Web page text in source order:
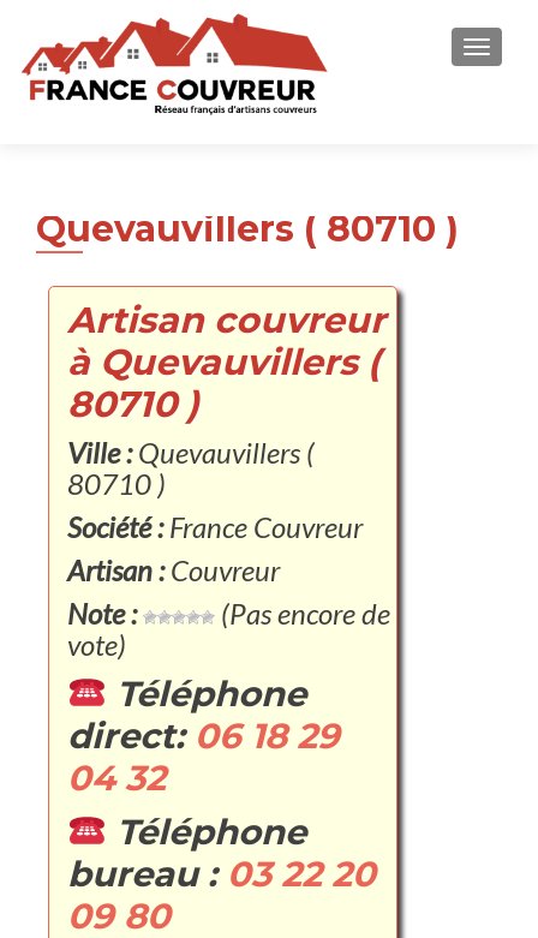
Quevauvillers ( 80710 )
Artisan couvreur
à Quevauvillers (
80710 )
Ville :Quevauvillers (
80710 )
Société :France Couvreur
Artisan :Couvreur
Note :
(Pas encore de
vote)
Téléphone
direct: 06 18 29
04 32
Téléphone
bureau : 03 22 20
09 80